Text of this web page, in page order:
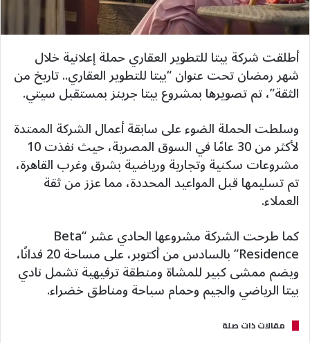
أطلقت شركة بيتا للتطوير العقاري حملة إعلانية خلال
شهر رمضان تحت عنوان “بيتا للتطوير العقاري.. تاريخ من
الثقة”، تم تصويرها بمشروع بيتا جرينز بمستقبل سيتي.
وسلطت الحملة الضوء على سابقة أعمال الشركة الممتدة
لأكثر من 30 عامًا في السوق المصرية، حيث نفذت 10
مشروعات سكنية وتجارية ورياضية بشرق وغرب القاهرة،
تم تسليمها قبل المواعيد المحددة، مما عزز من ثقة
العملاء.
كما طرحت الشركة مشروعها الحادي عشر “Beta
Residence” بالسادس من أكتوبر، على مساحة 20 فدانًا،
ويضم ممشى كبير للمشاة ومنطقة ترفيهية تشمل نادي
بيتا الرياضي والجيم وحمام سباحة ومناطق خضراء.
مقالات ذات صلة